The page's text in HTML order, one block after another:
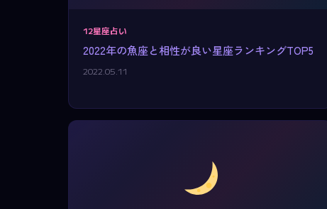
12星座占い
2022年の魚座と相性が良い星座ランキングTOP5
2022.05.11